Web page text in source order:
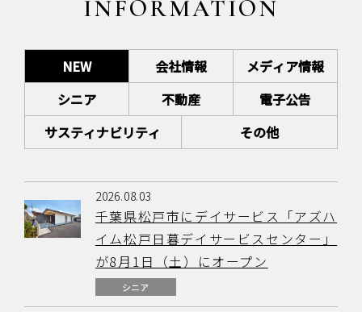
INFORMATION
NEW 会社情報
メディア情報
シニア
不動産
電子公告
サスティナビリティ
その他
2026.08.03
千葉県松戸市にデイサービス「アズハ
イム松戸日暮デイサービスセンター」
が8月1日（土）にオープン
シニア